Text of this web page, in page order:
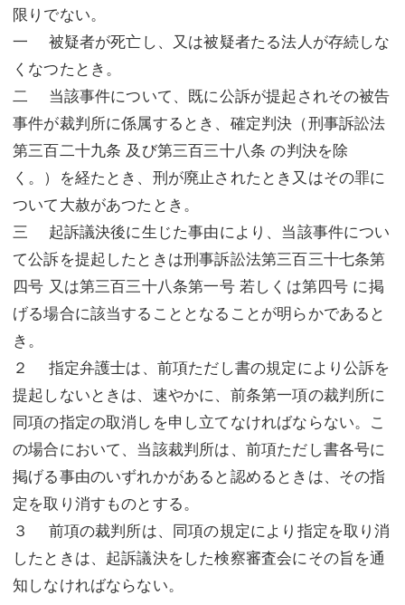
限りでない。
一 被疑者が死亡し、又は被疑者たる法人が存続しな
くなつたとき。
二 当該事件について、既に公訴が提起されその被告
事件が裁判所に係属するとき、確定判決（刑事訴訟法
第三百二十九条 及び第三百三十八条 の判決を除
く。）を経たとき、刑が廃止されたとき又はその罪に
ついて大赦があつたとき。
三 起訴議決後に生じた事由により、当該事件につい
て公訴を提起したときは刑事訴訟法第三百三十七条第
四号 又は第三百三十八条第一号 若しくは第四号 に掲
げる場合に該当することとなることが明らかであると
き。
２ 指定弁護士は、前項ただし書の規定により公訴を
提起しないときは、速やかに、前条第一項の裁判所に
同項の指定の取消しを申し立てなければならない。こ
の場合において、当該裁判所は、前項ただし書各号に
掲げる事由のいずれかがあると認めるときは、その指
定を取り消すものとする。
３ 前項の裁判所は、同項の規定により指定を取り消
したときは、起訴議決をした検察審査会にその旨を通
知しなければならない。